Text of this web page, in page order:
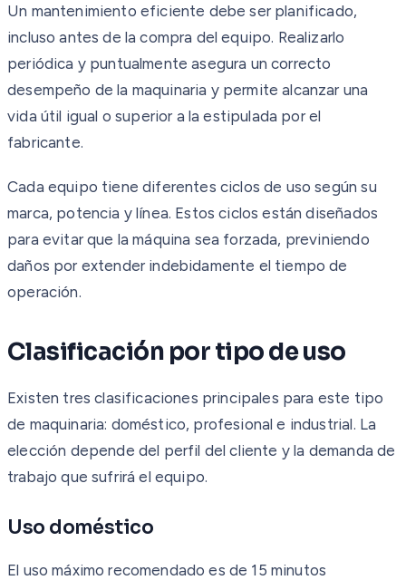
Un mantenimiento eficiente debe ser planificado,
incluso antes de la compra del equipo. Realizarlo
periódica y puntualmente asegura un correcto
desempeño de la maquinaria y permite alcanzar una
vida útil igual o superior a la estipulada por el
fabricante.
Cada equipo tiene diferentes ciclos de uso según su
marca, potencia y línea. Estos ciclos están diseñados
para evitar que la máquina sea forzada, previniendo
daños por extender indebidamente el tiempo de
operación.
Clasificación por tipo de uso
Existen tres clasificaciones principales para este tipo
de maquinaria: doméstico, profesional e industrial. La
elección depende del perfil del cliente y la demanda de
trabajo que sufrirá el equipo.
Uso doméstico
El uso máximo recomendado es de 15 minutos